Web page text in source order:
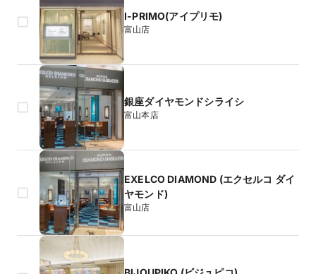
I-PRIMO(アイプリモ)
富山店
銀座ダイヤモンドシライシ
富山本店
EXELCO DIAMOND (エクセルコ ダイ
ヤモンド)
富山店